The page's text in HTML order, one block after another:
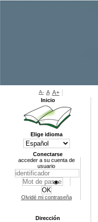
A- A A+
Inicio
Elige idioma
Conectarse
acceder a su cuenta de
usuario
Olvidé mi contraseña
Dirección